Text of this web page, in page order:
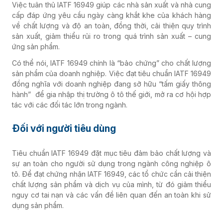
Việc tuân thủ IATF 16949 giúp các nhà sản xuất và nhà cung
cấp đáp ứng yêu cầu ngày càng khắt khe của khách hàng
về chất lượng và độ an toàn, đồng thời, cải thiện quy trình
sản xuất, giảm thiểu rủi ro trong quá trình sản xuất – cung
ứng sản phẩm.
Có thể nói, IATF 16949 chính là “bảo chứng” cho chất lượng
sản phẩm của doanh nghiệp. Việc đạt tiêu chuẩn IATF 16949
đồng nghĩa với doanh nghiệp đang sở hữu “tấm giấy thông
hành” để gia nhập thị trường ô tô thế giới, mở ra cơ hội hợp
tác với các đối tác lớn trong ngành.
Đối với người tiêu dùng
Tiêu chuẩn IATF 16949 đặt mục tiêu đảm bảo chất lượng và
sự an toàn cho người sử dụng trong ngành công nghiệp ô
tô. Để đạt chứng nhận IATF 16949, các tổ chức cần cải thiện
chất lượng sản phẩm và dịch vụ của mình, từ đó giảm thiểu
nguy cơ tai nạn và các vấn đề liên quan đến an toàn khi sử
dụng sản phẩm.